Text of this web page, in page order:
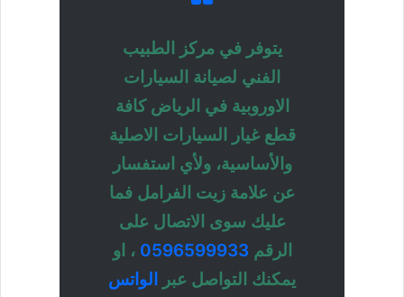
يتوفر في مركز الطبيب
الفني لصيانة السيارات
الاوروبية في الرياض كافة
قطع غيار السيارات الاصلية
والأساسية، ولأي استفسار
عن علامة زيت الفرامل فما
عليك سوى الاتصال على
الرقم0596599933 ، او
يمكنك التواصل عبر
الواتس